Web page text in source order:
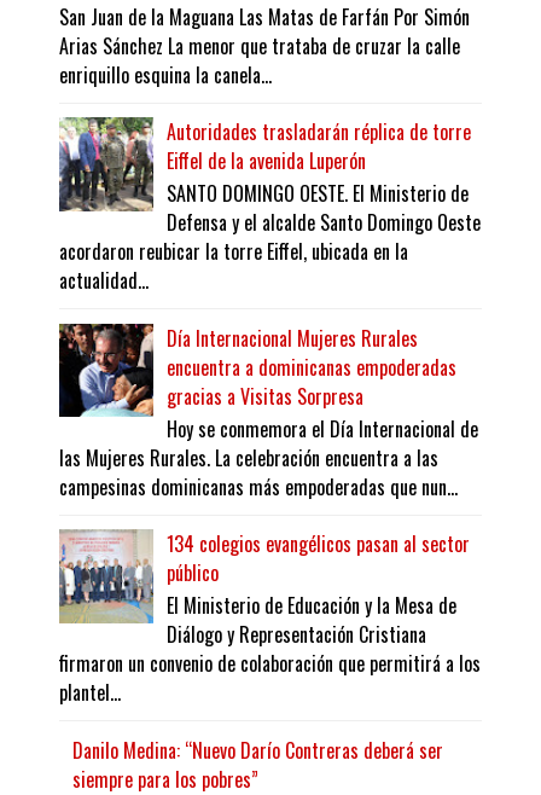
San Juan de la Maguana Las Matas de Farfán Por Simón
Arias Sánchez La menor que trataba de cruzar la calle
enriquillo esquina la canela...
Autoridades trasladarán réplica de torre
Eiffel de la avenida Luperón
SANTO DOMINGO OESTE. El Ministerio de
Defensa y el alcalde Santo Domingo Oeste
acordaron reubicar la torre Eiffel, ubicada en la
actualidad...
Día Internacional Mujeres Rurales
encuentra a dominicanas empoderadas
gracias a Visitas Sorpresa
Hoy se conmemora el Día Internacional de
las Mujeres Rurales. La celebración encuentra a las
campesinas dominicanas más empoderadas que nun...
134 colegios evangélicos pasan al sector
público
El Ministerio de Educación y la Mesa de
Diálogo y Representación Cristiana
firmaron un convenio de colaboración que permitirá a los
plantel...
Danilo Medina: “Nuevo Darío Contreras deberá ser
siempre para los pobres”